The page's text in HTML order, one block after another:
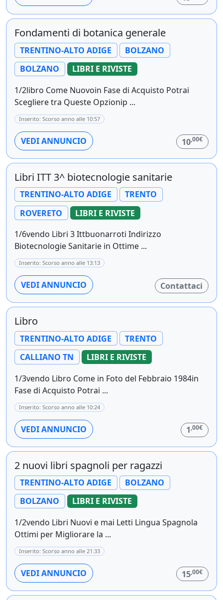
Fondamenti di botanica generale
TRENTINO-ALTO ADIGE
BOLZANO
BOLZANO
LIBRI E RIVISTE
1/2libro Come Nuovoin Fase di Acquisto Potrai
Scegliere tra Queste Opzionip ...
Inserito: Scorso anno alle 10:57
VEDI ANNUNCIO 10,00€
Libri ITT 3^ biotecnologie sanitarie
TRENTINO-ALTO ADIGE
TRENTO
ROVERETO
LIBRI E RIVISTE
1/6vendo Libri 3 Ittbuonarroti Indirizzo
Biotecnologie Sanitarie in Ottime ...
Inserito: Scorso anno alle 13:13
VEDI ANNUNCIO Contattaci
Libro
TRENTINO-ALTO ADIGE
TRENTO
CALLIANO TN
LIBRI E RIVISTE
1/3vendo Libro Come in Foto del Febbraio 1984in
Fase di Acquisto Potrai ...
Inserito: Scorso anno alle 10:24
VEDI ANNUNCIO 1,00€
2 nuovi libri spagnoli per ragazzi
TRENTINO-ALTO ADIGE
BOLZANO
BOLZANO
LIBRI E RIVISTE
1/2vendo Libri Nuovi e mai Letti Lingua Spagnola
Ottimi per Migliorare la ...
Inserito: Scorso anno alle 21:33
VEDI ANNUNCIO 15,00€